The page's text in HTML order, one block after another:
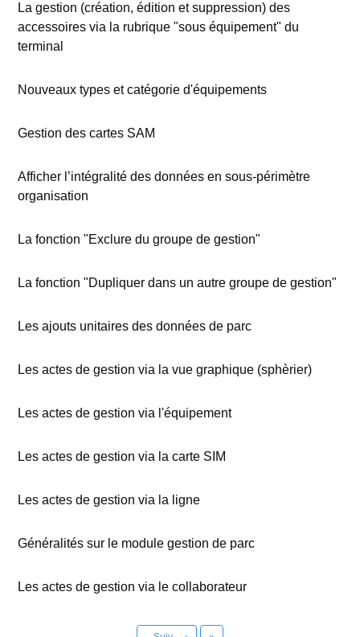
La gestion (création, édition et suppression) des
accessoires via la rubrique "sous équipement" du
terminal
Nouveaux types et catégorie d'équipements
Gestion des cartes SAM
Afficher l’intégralité des données en sous-périmètre
organisation
La fonction "Exclure du groupe de gestion"
La fonction "Dupliquer dans un autre groupe de gestion"
Les ajouts unitaires des données de parc
Les actes de gestion via la vue graphique (sphèrier)
Les actes de gestion via l'équipement
Les actes de gestion via la carte SIM
Les actes de gestion via la ligne
Généralités sur le module gestion de parc
Les actes de gestion via le collaborateur